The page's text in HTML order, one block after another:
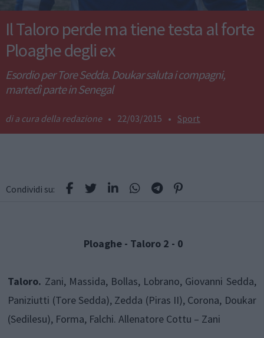
Il Taloro perde ma tiene testa al forte
Ploaghe degli ex
Esordio per Tore Sedda. Doukar saluta i compagni,
martedì parte in Senegal
a cura della redazione • 22/03/2015 • Sport
Condividi su:
Ploaghe - Taloro 2 - 0
Taloro. Zani, Massida, Bollas, Lobrano, Giovanni Sedda,
Paniziutti (Tore Sedda), Zedda (Piras II), Corona, Doukar
(Sedilesu), Forma, Falchi. Allenatore Cottu – Zani